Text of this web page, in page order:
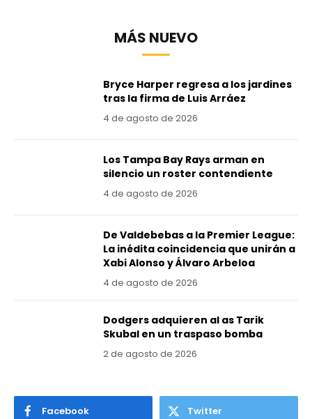
MÁS NUEVO
Bryce Harper regresa a los jardines
tras la firma de Luis Arráez
4 de agosto de 2026
Los Tampa Bay Rays arman en
silencio un roster contendiente
4 de agosto de 2026
De Valdebebas a la Premier League:
La inédita coincidencia que unirán a
Xabi Alonso y Álvaro Arbeloa
4 de agosto de 2026
Dodgers adquieren al as Tarik
Skubal en un traspaso bomba
2 de agosto de 2026
Facebook Twitter